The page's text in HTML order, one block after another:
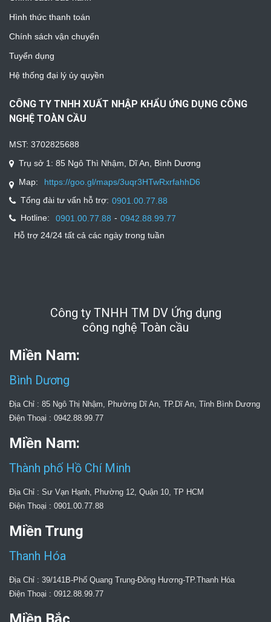
Hình thức thanh toán
Chính sách vận chuyển
Tuyển dụng
Hệ thống đại lý ủy quyền
CÔNG TY TNHH XUẤT NHẬP KHẨU ỨNG DỤNG CÔNG
NGHỆ TOÀN CẦU
MST: 3702825688
Trụ sở 1: 85 Ngô Thì Nhậm, Dĩ An, Bình Dương
Map:
https://goo.gl/maps/3uqr3HTwRxrfahhD6
Tổng đài tư vấn hỗ trợ: 0901.00.77.88
Hotline:
0901.00.77.88 - 0942.88.99.77
Hỗ trợ 24/24 tất cả các ngày trong tuần
Công ty TNHH TM DV Ứng dụng
công nghệ Toàn cầu
Miền Nam:
Bình Dương
Địa Chỉ : 85 Ngô Thị Nhậm, Phường Dĩ An, TP.Dĩ An, Tỉnh Bình Dương
Điện Thoại : 0942.88.99.77
Miền Nam:
Thành phố Hồ Chí Minh
Địa Chỉ : Sư Vạn Hạnh, Phường 12, Quận 10, TP HCM
Điện Thoại : 0901.00.77.88
Miền Trung
Thanh Hóa
Địa Chỉ : 39/141B-Phố Quang Trung-Đông Hương-TP.Thanh Hóa
Điện Thoại : 0912.88.99.77